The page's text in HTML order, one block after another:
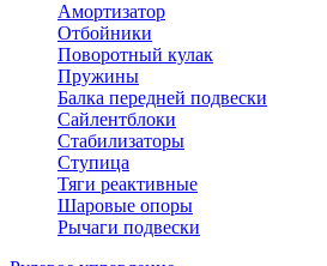
Амортизатор
Отбойники
Поворотный кулак
Пружины
Балка передней подвески
Сайлентблоки
Стабилизаторы
Ступица
Тяги реактивные
Шаровые опоры
Рычаги подвески